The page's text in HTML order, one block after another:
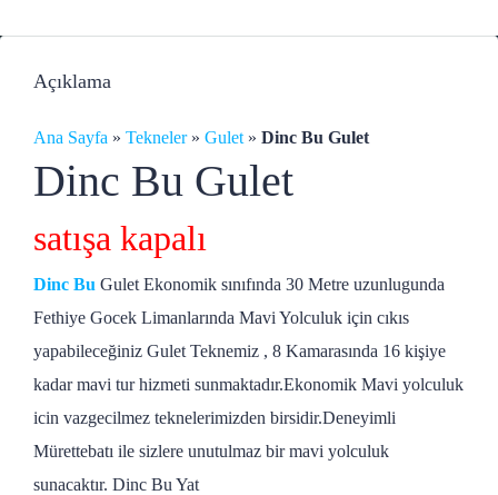
Açıklama
Ana Sayfa » Tekneler» Gulet » Dinc Bu Gulet
Dinc Bu Gulet
satışa kapalı
Dinc Bu Gulet Ekonomik sınıfında 30 Metre uzunlugunda
Fethiye Gocek Limanlarında Mavi Yolculuk için cıkıs
yapabileceğiniz Gulet Teknemiz , 8 Kamarasında 16 kişiye
kadar mavi tur hizmeti sunmaktadır.Ekonomik Mavi yolculuk
icin vazgecilmez teknelerimizden birsidir.Deneyimli
Mürettebatı ile sizlere unutulmaz bir mavi yolculuk
sunacaktır. Dinc Bu Yat